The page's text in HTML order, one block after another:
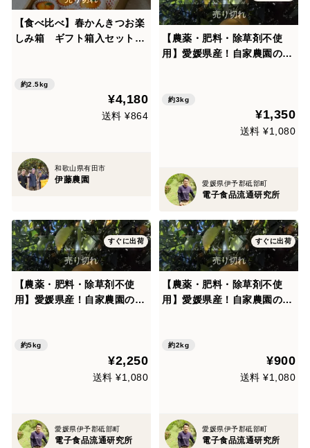
【食べ比べ】春かんきつお楽
しみ箱 ギフト箱入セット
約2.5kg
¥4,180
送料 ¥864
和歌山県有田市
伊藤農園
【農薬・肥料・除草剤不使
用】愛媛県産！自家農園のは
約3kg
¥1,350
送料 ¥1,080
愛媛県伊予郡砥部町
電子食品流通研究所
すぐに出荷
【農薬・肥料・除草剤不使
用】愛媛県産！自家農園のは
約5kg
¥2,250
送料 ¥1,080
愛媛県伊予郡砥部町
電子食品流通研究所
すぐに出荷
【農薬・肥料・除草剤不使
用】愛媛県産！自家農園のは
約2kg
¥900
送料 ¥1,080
愛媛県伊予郡砥部町
電子食品流通研究所